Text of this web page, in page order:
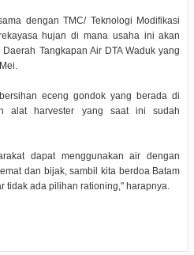
dengan TMC/ Teknologi Modifikasi
hujan di mana usaha ini akan
Tangkapan Air DTA Waduk yang
eceng gondok yang berada di
alat harvester yang saat ini sudah
dapat menggunakan air dengan
dan bijak, sambil kita berdoa Batam
tidak ada pilihan rationing," harapnya.